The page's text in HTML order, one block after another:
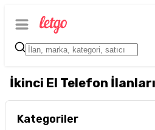
İkinci El Telefon
Kategoriler